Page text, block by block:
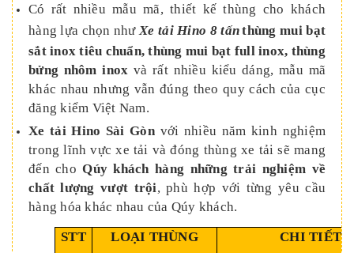
Có rất nhiều mẫu mã, thiết kế thùng cho khách
hàng lựa chọn như Xe tải Hino 8 tấnthùng mui bạt
sắt inox tiêu chuẩn, thùng mui bạt full inox, thùng
bửng nhôm inox và rất nhiều kiểu dáng, mẫu mã
khác nhau nhưng vẫn đúng theo quy cách của cục
đăng kiểm Việt Nam.
Xe tải Hino Sài Gònvới nhiều năm kinh nghiệm
trong lĩnh vực xe tải và đóng thùng xe tải sẽ mang
đến choQúy khách hàng những trải nghiệm về
chất lượng vượt trội, phù hợp với từng yêu cầu
hàng hóa khác nhau của Qúy khách.
STT
LOẠI THÙNG
CHI TIẾT